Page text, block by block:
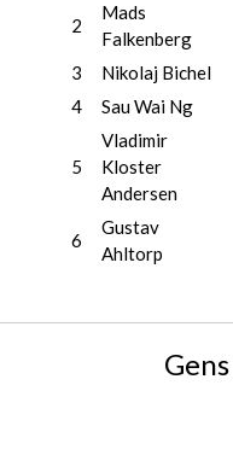
2
Mads
Falkenberg
3 Nikolaj Bichel
4
Sau Wai Ng
5
Vladimir
Kloster
Andersen
6
Gustav
Ahltorp